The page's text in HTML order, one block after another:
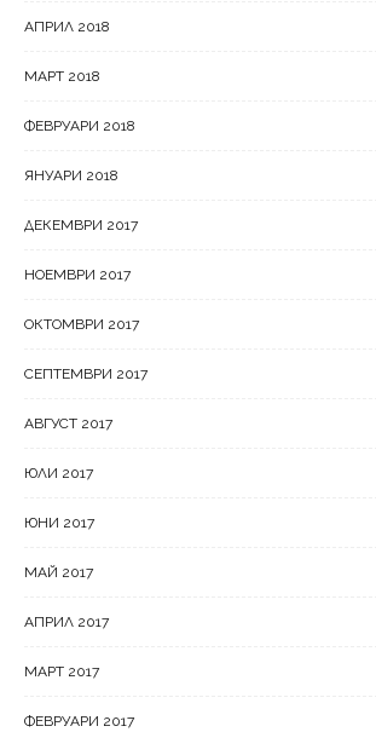
АПРИЛ 2018
МАРТ 2018
ФЕВРУАРИ 2018
ЯНУАРИ 2018
ДЕКЕМВРИ 2017
НОЕМВРИ 2017
ОКТОМВРИ 2017
СЕПТЕМВРИ 2017
АВГУСТ 2017
ЮЛИ 2017
ЮНИ 2017
МАЙ 2017
АПРИЛ 2017
МАРТ 2017
ФЕВРУАРИ 2017